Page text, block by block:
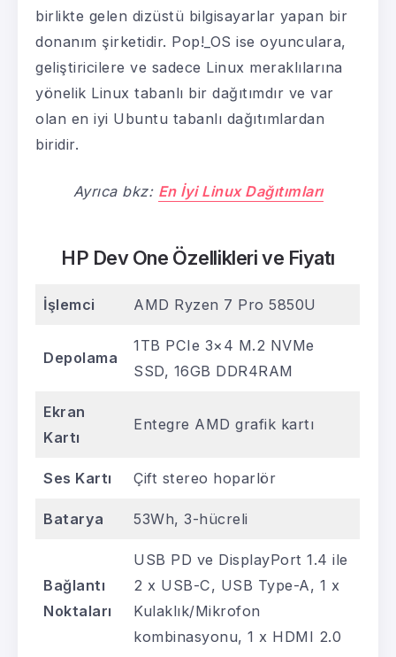
birlikte gelen dizüstü bilgisayarlar yapan bir
donanım şirketidir. Pop!_OS ise oyunculara,
geliştiricilere ve sadece Linux meraklılarına
yönelik Linux tabanlı bir dağıtımdır ve var
olan en iyi Ubuntu tabanlı dağıtımlardan
biridir.
Ayrıca bkz: En İyi Linux Dağıtımları
HP Dev One Özellikleri ve Fiyatı
İşlemci AMD Ryzen 7 Pro 5850U
Depolama
1TB PCIe 3×4 M.2 NVMe
SSD, 16GB DDR4RAM
Ekran
Kartı
Entegre AMD grafik kartı
Ses Kartı Çift stereo hoparlör
Batarya 53Wh, 3-hücreli
Bağlantı
Noktaları
USB PD ve DisplayPort 1.4 ile
2 x USB-C, USB Type-A, 1 x
Kulaklık/Mikrofon
kombinasyonu, 1 x HDMI 2.0